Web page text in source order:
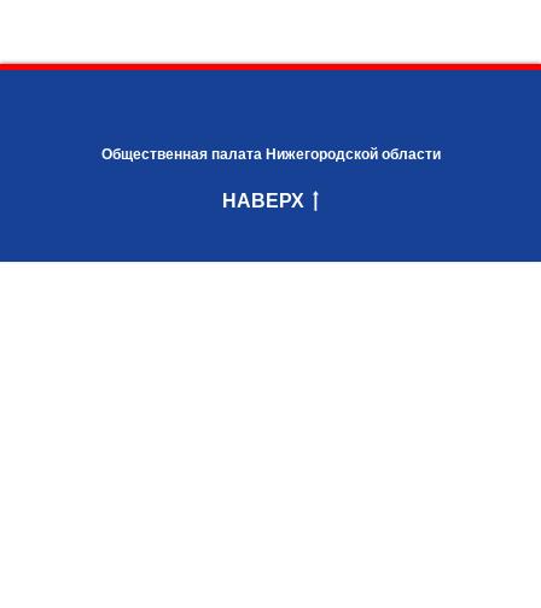
Общественная палата Нижегородской области
НАВЕРХ